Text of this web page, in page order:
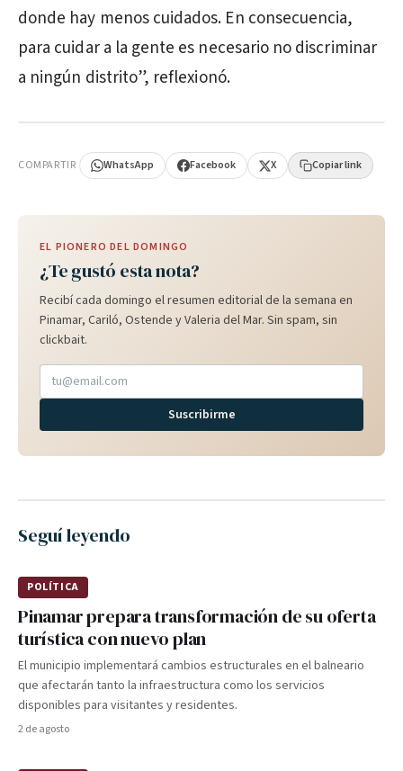
donde hay menos cuidados. En consecuencia,
para cuidar a la gente es necesario no discriminar
a ningún distrito”, reflexionó.
COMPARTIR WhatsApp Facebook X Copiar link
EL PIONERO DEL DOMINGO
¿Te gustó esta nota?
Recibí cada domingo el resumen editorial de la semana en
Pinamar, Cariló, Ostende y Valeria del Mar. Sin spam, sin
clickbait.
Suscribirme
Seguí leyendo
POLÍTICA
Pinamar prepara transformación de su oferta
turística con nuevo plan
El municipio implementará cambios estructurales en el balneario
que afectarán tanto la infraestructura como los servicios
disponibles para visitantes y residentes.
2 de agosto